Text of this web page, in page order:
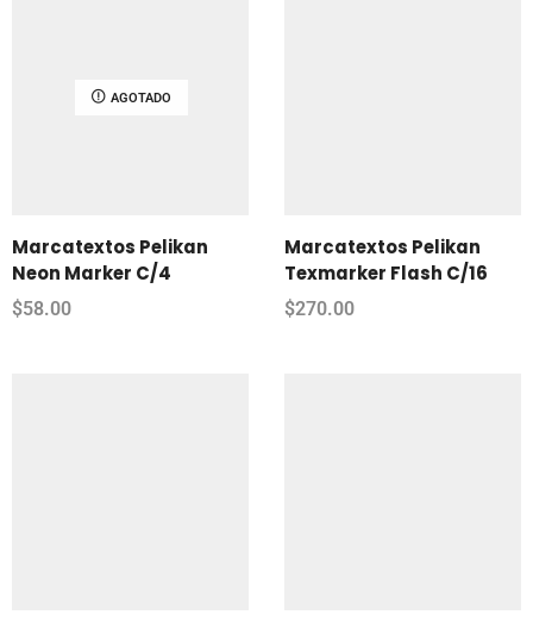
AGOTADO
Marcatextos Pelikan
Neon Marker C/4
$58.00
Marcatextos Pelikan
Texmarker Flash C/16
$270.00